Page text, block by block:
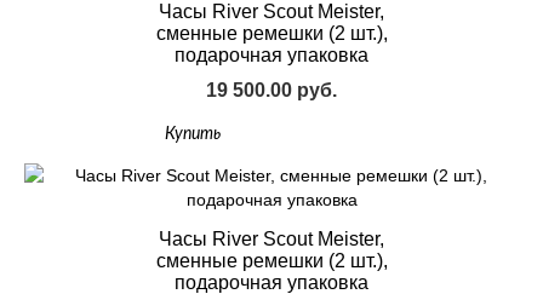
Часы River Scout Meister,
сменные ремешки (2 шт.),
подарочная упаковка
19 500.00 руб.
Купить
Часы River Scout Meister,
сменные ремешки (2 шт.),
подарочная упаковка